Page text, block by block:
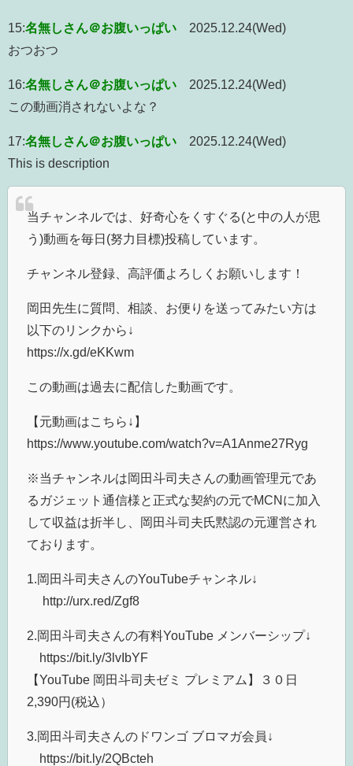
15:名無しさん＠お腹いっぱい
2025.12.24(Wed)
おつおつ
16:名無しさん＠お腹いっぱい
2025.12.24(Wed)
この動画消されないよな？
17:名無しさん＠お腹いっぱい
2025.12.24(Wed)
This is description
当チャンネルでは、好奇心をくすぐる(と中の人が思
う)動画を毎日(努力目標)投稿しています。
チャンネル登録、高評価よろしくお願いします！
岡田先生に質問、相談、お便りを送ってみたい方は
以下のリンクから↓
https://x.gd/eKKwm
この動画は過去に配信した動画です。
【元動画はこちら↓】
https://www.youtube.com/watch?v=A1Anme27Ryg
※当チャンネルは岡田斗司夫さんの動画管理元であ
るガジェット通信様と正式な契約の元でMCNに加入
して収益は折半し、岡田斗司夫氏黙認の元運営され
ております。
1.岡田斗司夫さんのYouTubeチャンネル↓
http://urx.red/Zgf8
2.岡田斗司夫さんの有料YouTube メンバーシップ↓
https://bit.ly/3lvIbYF​
【YouTube 岡田斗司夫ゼミ プレミアム】３０日
2,390円(税込）
3.岡田斗司夫さんのドワンゴ ブロマガ会員↓
https://bit.ly/2QBcteh​